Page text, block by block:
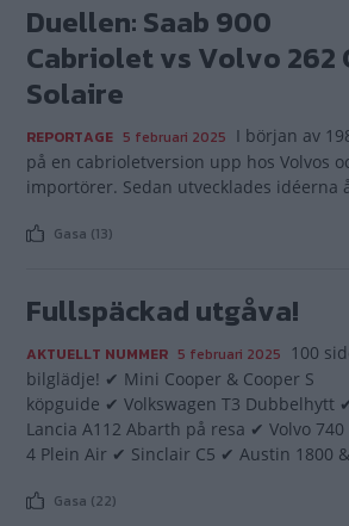
Duellen: Saab 900
Cabriolet vs Volvo 262
Solaire
REPORTAGE 5 februari 2025 I början av
på en cabrioletversion upp hos Volvos
importörer. Sedan utvecklades idéerna
Gasa (13)
Fullspäckad utgåva!
AKTUELLT NUMMER 5 februari 2025 100
bilglädje! ✔ Mini Cooper & Cooper S
köpguide ✔ Volkswagen T3 Dubbelhytt
Lancia A112 Abarth på resa ✔ Volvo
4 Plein Air ✔ Sinclair C5 ✔ Austin 1800
Gasa (22)